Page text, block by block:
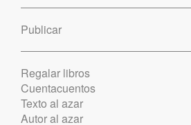
Publicar
Regalar libros
Cuentacuentos
Texto al azar
Autor al azar